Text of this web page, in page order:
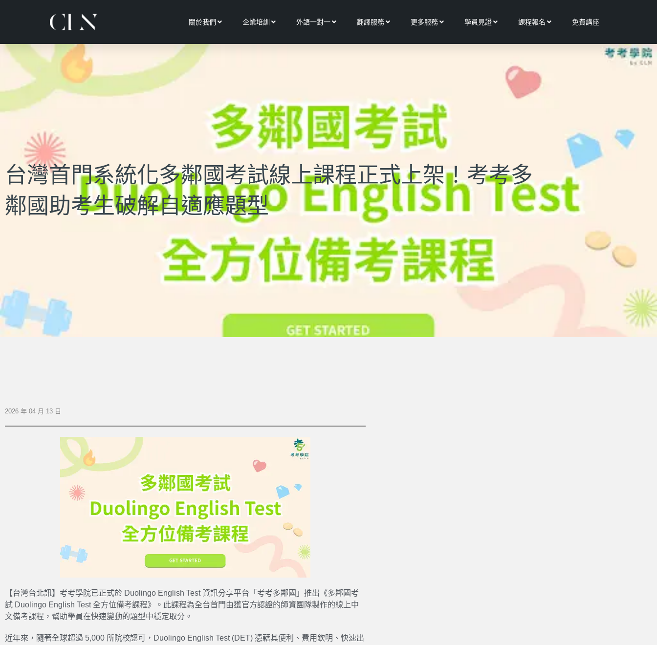
關於我們 Open 關於我們
企業培訓 Open 企業培訓
外語一對一Open 外語一對一
翻譯服務Open 翻譯服務
更多服務Open 更多服務
學員見證Open 學員見證
課程報名 Open 課程報名
免費講座
台灣首門系統化多鄰國考試線上課程正式上架！考考多
鄰國助考生破解自適應題型
2026 年 04 月 13 日
【台灣台北訊】考考學院已正式於 Duolingo English Test資訊分享平台「考考多鄰國 」推出《多鄰國考
試 Duolingo English Test全方位備考課程》。此課程為全台首門由獲官方認證的師資團隊製作的線上中
文備考課程，幫助學員在快速變動的題型中穩定取分。
近年來，隨著全球超過 5,000 所院校認可， Duolingo English Test(DET) 憑藉其便利、費用欽明、快速出